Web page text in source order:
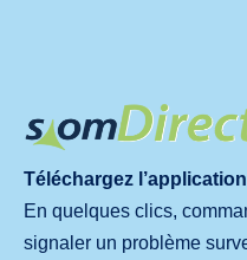
Téléchargez
En quelques clics,
signaler un problème